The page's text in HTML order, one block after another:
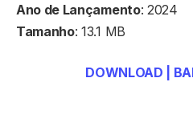
Ano de Lançamento: 2024
Tamanho: 13.1 MB
DOWNLOAD |